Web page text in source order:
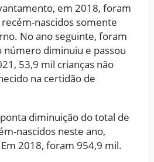
em 2018, foram
nascidos somente
No ano seguinte, foram
número diminuiu e passou
53,9 mil crianças não
na certidão de
diminuição do total de
nascidos neste ano,
2018, foram 954,9 mil.